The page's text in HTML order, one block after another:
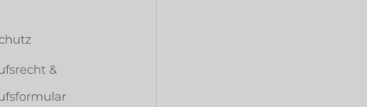
&